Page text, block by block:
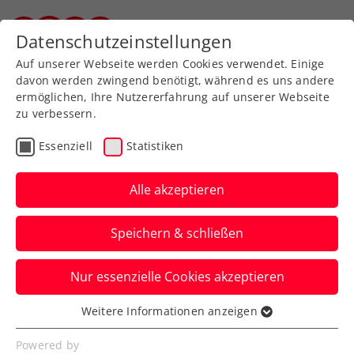
Zurück zur Newsübersicht
ATP
ATP-Challenger Girona:
Ofner gewinnt ÖTV-Duell
mit Neumayer
Der ÖTV-Spitzenspieler steht hiermit
beim zweiten Comeback-Turnier schon im
Viertelfinale.
Verfasst von: Manuel Wachta, 27.03.2025
Datenschutzeinstellungen
Auf unserer Webseite werden Cookies verwendet. Einige
davon werden zwingend benötigt, während es uns andere
ermöglichen, Ihre Nutzererfahrung auf unserer Webseite
zu verbessern.
Essenziell Statistiken
Alle akzeptieren
Speichern & schließen
Nur essenzielle Cookies akzeptieren
Essenziell
Essenzielle Cookies werden für grundlegende
Weitere Informationen anzeigen
Powered by